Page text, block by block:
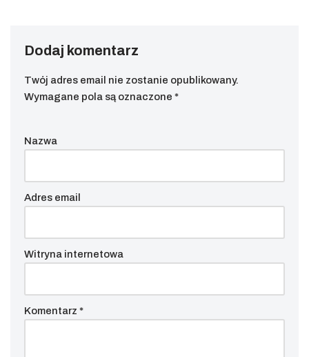
Dodaj komentarz
Twój adres email nie zostanie opublikowany.
Wymagane pola są oznaczone *
Nazwa
Adres email
Witryna internetowa
Komentarz *